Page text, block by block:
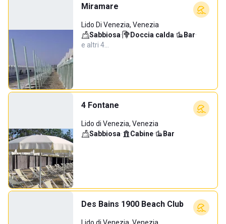
Miramare
Lido Di Venezia, Venezia
Sabbiosa· Doccia calda· Bar·
e altri 4…
4 Fontane
Lido di Venezia, Venezia
Sabbiosa· Cabine· Bar
Des Bains 1900 Beach Club